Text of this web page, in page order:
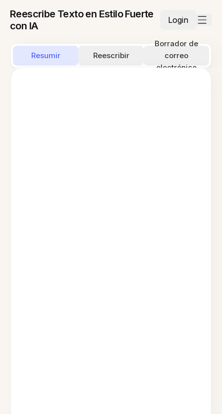
Reescribe Texto en Estilo Fuerte
con IA
Login
Resumir Reescribir
Borrador de
correo
electrónico